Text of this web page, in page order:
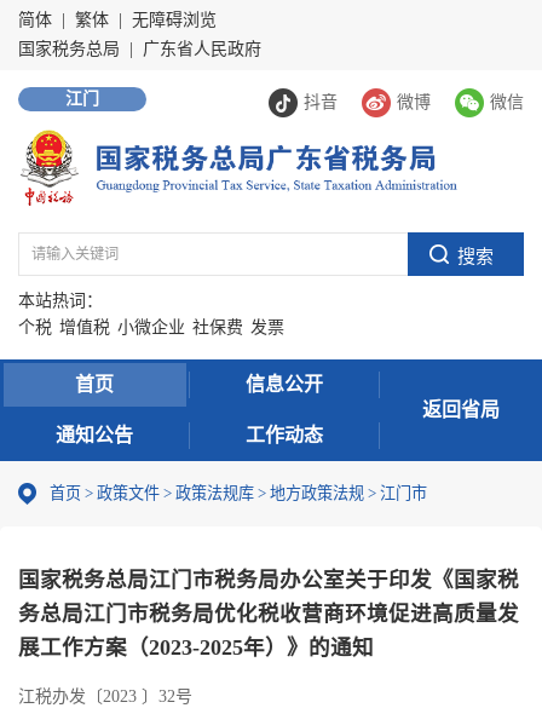
简体 繁体
无障碍浏览
国家税务总局
广东省人民政府
抖音 微博 微信
江门
本站热词：
个税 增值税 小微企业 社保费 发票
首页 信息公开
通知公告 工作动态
返回省局
首页 > 政策文件 > 政策法规库 > 地方政策法规 > 江门市
国家税务总局江门市税务局办公室关于印发《国家税
务总局江门市税务局优化税收营商环境促进高质量发
展工作方案（2023-2025年）》的通知
江税办发〔2023 〕32号